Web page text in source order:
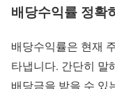
배당수익률 정확
배당수익률은 현재
타냅니다. 간단히 말
배당금을 받을 수 있